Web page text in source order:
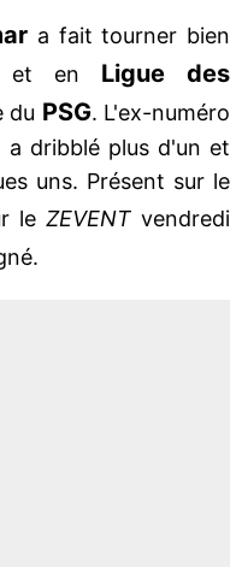
a fait tourner bien
et en Ligue des
du PSG. L'ex-numéro
a dribblé plus d'un et
uns. Présent sur le
le ZEVENTvendredi